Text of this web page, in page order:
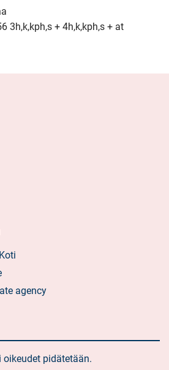
3h,k,kph,s + 4h,k,kph,s + at
agency
pidätetään.